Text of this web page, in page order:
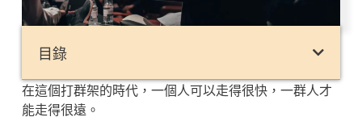
目錄
在這個打群架的時代，一個人可以走得很快，一群人才
能走得很遠。